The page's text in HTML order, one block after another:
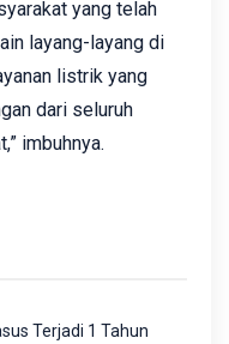
yang telah
layang-layang di
listrik yang
dari seluruh
imbuhnya.
Terjadi 1 Tahun